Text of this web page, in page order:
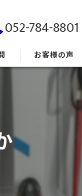
052-784-8801
お客様の声